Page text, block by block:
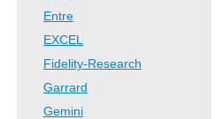
Entre
EXCEL
Fidelity-Research
Garrard
Gemini